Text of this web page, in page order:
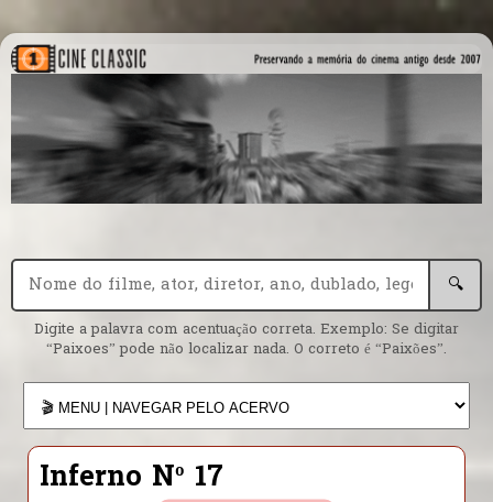
🔍
Digite a palavra com acentuação correta. Exemplo: Se digitar
“Paixoes” pode não localizar nada. O correto é “Paixões”.
Inferno Nº 17